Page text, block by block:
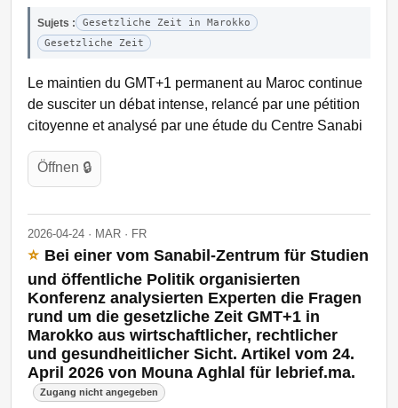
Sujets :
Gesetzliche Zeit in Marokko
Gesetzliche Zeit
Le maintien du GMT+1 permanent au Maroc continue
de susciter un débat intense, relancé par une pétition
citoyenne et analysé par une étude du Centre Sanabi
Öffnen 🔒
2026-04-24 · MAR · FR
⭐ Bei einer vom Sanabil-Zentrum für Studien
und öffentliche Politik organisierten
Konferenz analysierten Experten die Fragen
rund um die gesetzliche Zeit GMT+1 in
Marokko aus wirtschaftlicher, rechtlicher
und gesundheitlicher Sicht. Artikel vom 24.
April 2026 von Mouna Aghlal für lebrief.ma.
Zugang nicht angegeben